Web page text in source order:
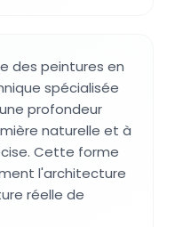
des peintures en
spécialisée
profondeur
naturelle et à
Cette forme
l'architecture
réelle de